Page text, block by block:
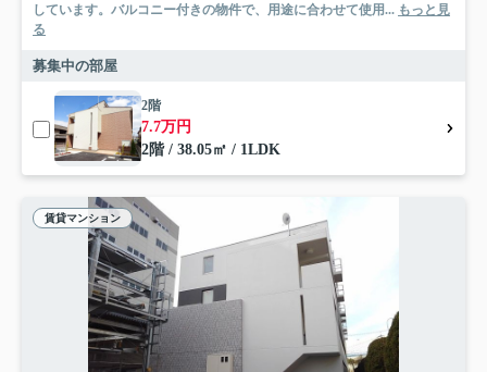
しています。バルコニー付きの物件で、用途に合わせて使用... もっと見
る
募集中の部屋
2階
7.7万円
2階 / 38.05㎡ / 1LDK
賃貸マンション